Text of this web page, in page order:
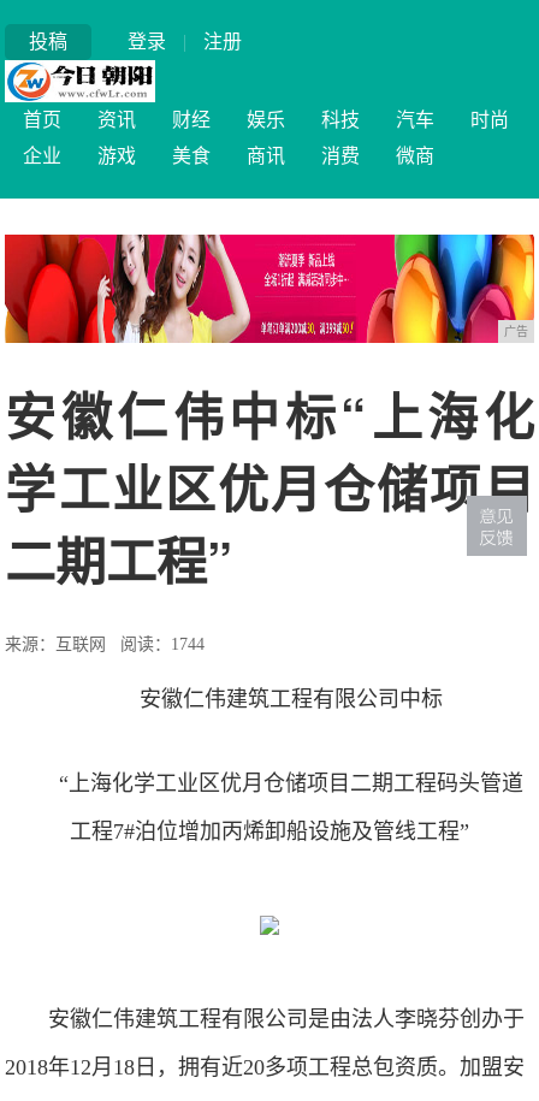
投稿 登录 | 注册
首页 资讯 财经 娱乐 科技 汽车
时尚
企业
游戏 美食 商讯 消费 微商
广告
安徽仁伟中标“上海化
学工业区优月仓储项目
二期工程”
来源：互联网 阅读：1744
安徽仁伟建筑工程有限公司中标
“上海化学工业区优月仓储项目二期工程码头管道
工程7#泊位增加丙烯卸船设施及管线工程”
安徽仁伟建筑工程有限公司是由法人李晓芬创办于
2018年12月18日，拥有近20多项工程总包资质。加盟安